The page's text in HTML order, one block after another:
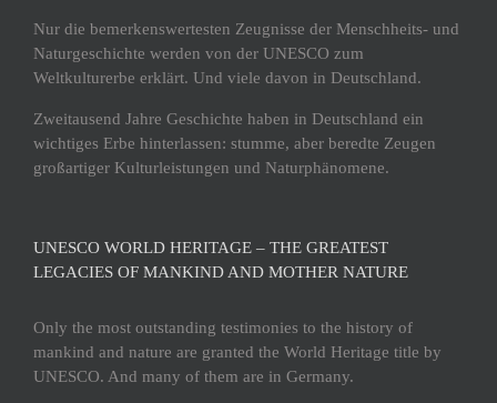
Nur die bemerkenswertesten Zeugnisse der Menschheits- und
Naturgeschichte werden von der UNESCO zum
Weltkulturerbe erklärt. Und viele davon in Deutschland.
Zweitausend Jahre Geschichte haben in Deutschland ein
wichtiges Erbe hinterlassen: stumme, aber beredte Zeugen
großartiger Kulturleistungen und Naturphänomene.
UNESCO WORLD HERITAGE – THE GREATEST
LEGACIES OF MANKIND AND MOTHER NATURE
Only the most outstanding testimonies to the history of
mankind and nature are granted the World Heritage title by
UNESCO. And many of them are in Germany.